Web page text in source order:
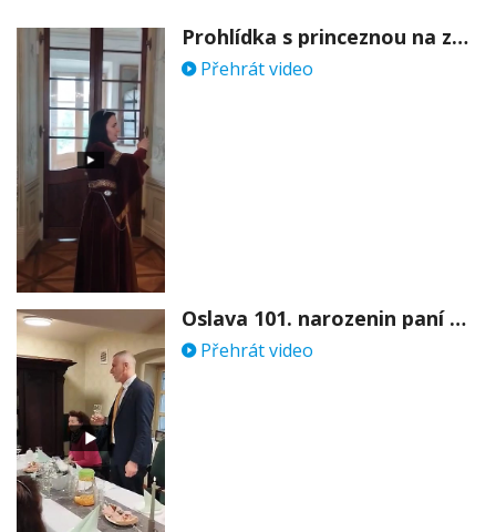
Prohlídka s princeznou na zámku Stekník
Přehrát video
Oslava 101. narozenin paní Věry Skořepové
Přehrát video